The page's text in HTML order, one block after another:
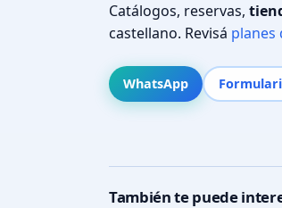
Catálogos, reservas,
castellano. Revisá planes
WhatsApp
También te puede